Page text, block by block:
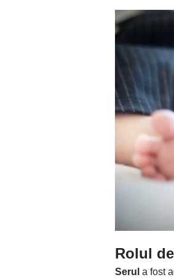
Rolul
Serul a fost